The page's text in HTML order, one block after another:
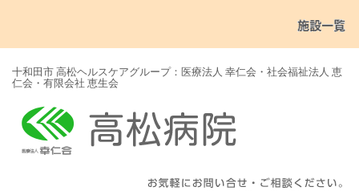
十和田市 高松ヘルスケアグループ：医療法人 幸仁会・社会福祉法人 恵
仁会・有限会社 恵生会